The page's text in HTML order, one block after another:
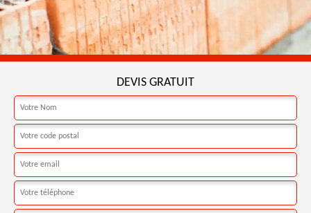
DEVIS GRATUIT